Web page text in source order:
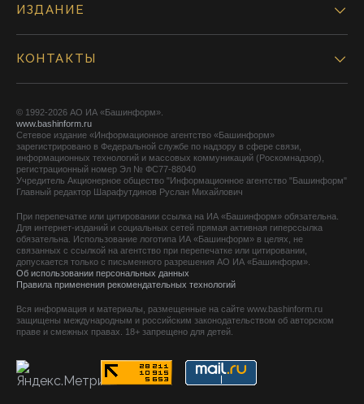
ИЗДАНИЕ
КОНТАКТЫ
© 1992-2026 АО ИА «Башинформ».
www.bashinform.ru
Сетевое издание «Информационное агентство «Башинформ»
зарегистрировано в Федеральной службе по надзору в сфере связи,
информационных технологий и массовых коммуникаций (Роскомнадзор),
регистрационный номер Эл № ФС77-88040
Учредитель Акционерное общество "Информационное агентство "Башинформ"
Главный редактор Шарафутдинов Руслан Михайлович
При перепечатке или цитировании ссылка на ИА «Башинформ» обязательна.
Для интернет-изданий и социальных сетей прямая активная гиперссылка
обязательна. Использование логотипа ИА «Башинформ» в целях, не
связанных с ссылкой на агентство при перепечатке или цитировании,
допускается только с письменного разрешения АО ИА «Башинформ».
Об использовании персональных данных
Правила применения рекомендательных технологий
Вся информация и материалы, размещенные на сайте www.bashinform.ru
защищены международным и российским законодательством об авторском
праве и смежных правах. 18+ запрещено для детей.